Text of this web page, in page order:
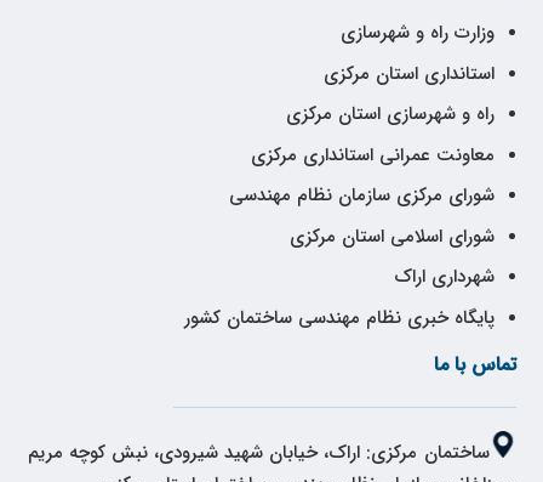
وزارت راه و شهرسازی
استانداری استان مرکزی
راه و شهرسازی استان مرکزی
معاونت عمرانی استانداری مرکزی
شورای مرکزی سازمان نظام مهندسی
شورای اسلامی استان مرکزی
شهرداری اراک
پایگاه خبری نظام مهندسی ساختمان کشور
تماس با ما
ساختمان مرکزی: اراک، خیابان شهید شیرودی، نبش کوچه مریم